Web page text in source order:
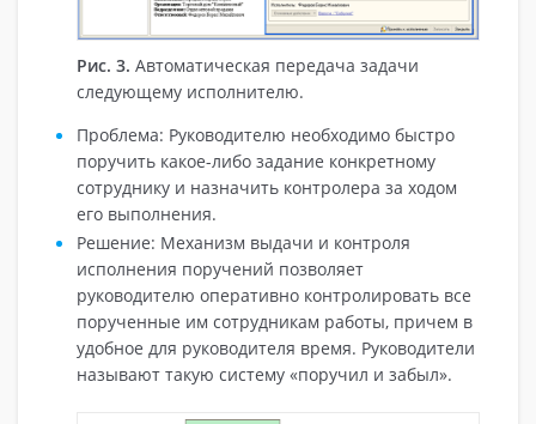
Рис. 3. Автоматическая передача задачи
следующему исполнителю.
Проблема: Руководителю необходимо быстро
поручить какое-либо задание конкретному
сотруднику и назначить контролера за ходом
его выполнения.
Решение: Механизм выдачи и контроля
исполнения поручений позволяет
руководителю оперативно контролировать все
порученные им сотрудникам работы, причем в
удобное для руководителя время. Руководители
называют такую систему «поручил и забыл».